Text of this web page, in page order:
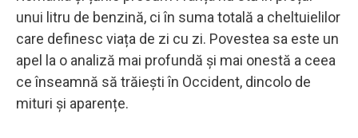
unui litru de benzină, ci în suma totală a cheltuielilor
care definesc viața de zi cu zi. Povestea sa este un
apel la o analiză mai profundă și mai onestă a ceea
ce înseamnă să trăiești în Occident, dincolo de
mituri și aparențe.